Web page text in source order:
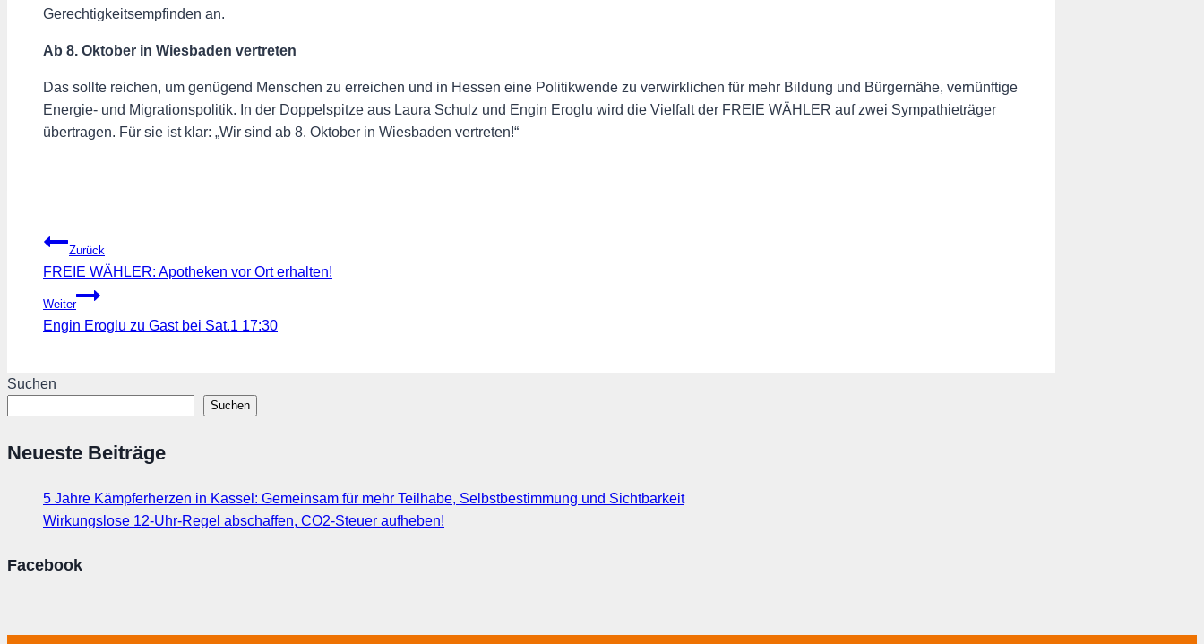
Gerechtigkeitsempfinden an.
Ab 8. Oktober in Wiesbaden vertreten
Das sollte reichen, um genügend Menschen zu erreichen und in Hessen eine Politikwende zu verwirklichen für mehr Bildung und Bürgernähe, vernünftige
Energie- und Migrationspolitik. In der Doppelspitze aus Laura Schulz und Engin Eroglu wird die Vielfalt der FREIE WÄHLER auf zwei Sympathieträger
übertragen. Für sie ist klar: „Wir sind ab 8. Oktober in Wiesbaden vertreten!“
Beitragsnavigation
Zurück
FREIE WÄHLER: Apotheken vor Ort erhalten!
Weiter
Engin Eroglu zu Gast bei Sat.1 17:30
Suchen
Suchen
Neueste Beiträge
5 Jahre Kämpferherzen in Kassel: Gemeinsam für mehr Teilhabe, Selbstbestimmung und Sichtbarkeit
Wirkungslose 12-Uhr-Regel abschaffen, CO2-Steuer aufheben!
Facebook